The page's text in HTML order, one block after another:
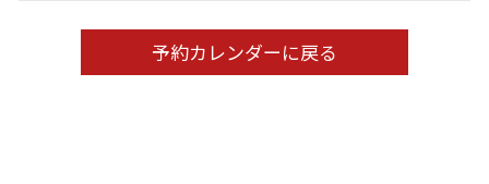
予約カレンダーに戻る